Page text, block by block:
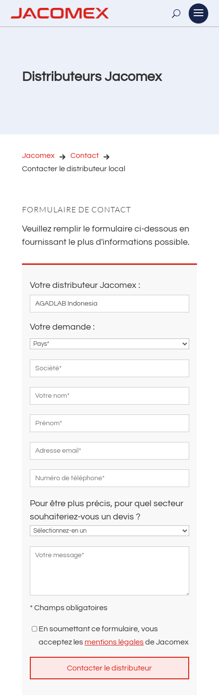
Distributeurs Jacomex
Jacomex
Contact
Contacter le distributeur local
FORMULAIRE DE CONTACT
Veuillez remplir le formulaire ci-dessous en
fournissant le plus d'informations possible.
Votre distributeur Jacomex :
Votre demande :
Pour être plus précis, pour quel secteur
souhaiteriez-vous un devis ?
* Champs obligatoires
En soumettant ce formulaire, vous
acceptez les mentions légalesde Jacomex